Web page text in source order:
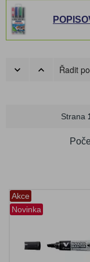
Řadit
Strana
Akce
Novinka